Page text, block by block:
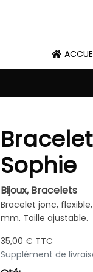
Sophie
Bijoux,Bracelets
Bracelet jonc,
mm. Taille ajustable.
35,00 € TTC
Supplément de